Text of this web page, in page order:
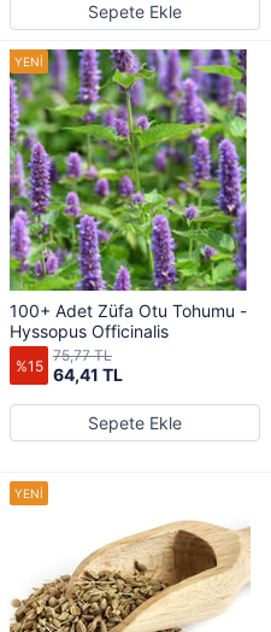
Sepete Ekle
100+ Adet Züfa Otu Tohumu -
Hyssopus Officinalis
%15 64,41 TL
75,77 TL
Sepete Ekle